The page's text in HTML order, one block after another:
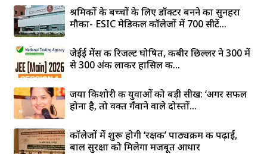
श्रमिकों के बच्चों के लिए डॉक्टर बनने का सुनहरा
मौका- ESIC मेडिकल कॉलेजों में 700 सीटें...
जेईई मेंस की रिजल्ट घोषित, कबीर छिल्लर ने 300 में
से 300 अंक लाकर हासिल की...
जया किशोरी की युवाओं को बड़ी सीख: ‘अगर सफल
होना है, तो वक्त गँवाने वाले दोस्तों...
कॉलेजों में शुरू होगी ‘रक्षक’ पाठ्यक्रम की पढ़ाई,
बाल सुरक्षा को मिलेगा मजबूत आधार